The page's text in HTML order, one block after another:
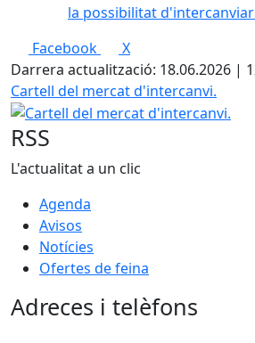
la possibilitat
Facebook
X
Darrera actualització: 18.06.2026 |
Cartell del mercat d'intercanvi.
RSS
L'actualitat a un clic
Agenda
Avisos
Notícies
Ofertes de feina
Adreces i telèfons